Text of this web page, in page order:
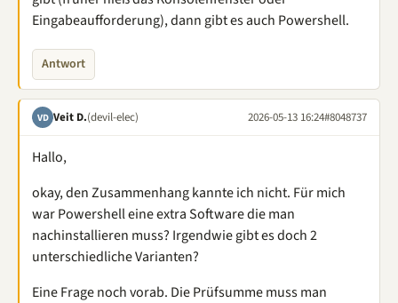
Eingabeaufforderung), dann gibt es auch Powershell.
Antwort
VD Veit D.(devil-elec) 2026-05-13 16:24#8048737
Hallo,
okay, den Zusammenhang kannte ich nicht. Für mich
war Powershell eine extra Software die man
nachinstallieren muss? Irgendwie gibt es doch 2
unterschiedliche Varianten?
Eine Frage noch vorab. Die Prüfsumme muss man